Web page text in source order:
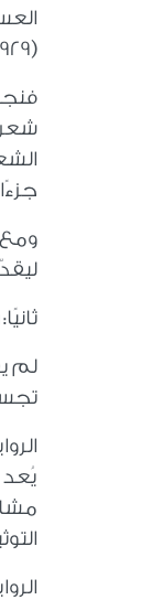
(1929-2013م )، لغة قريبة من الشارع المصري، فصارت قصائدهم كالأغاني التي تبث الحماس في القلوب.
شعر
ومع
لم
يُعد